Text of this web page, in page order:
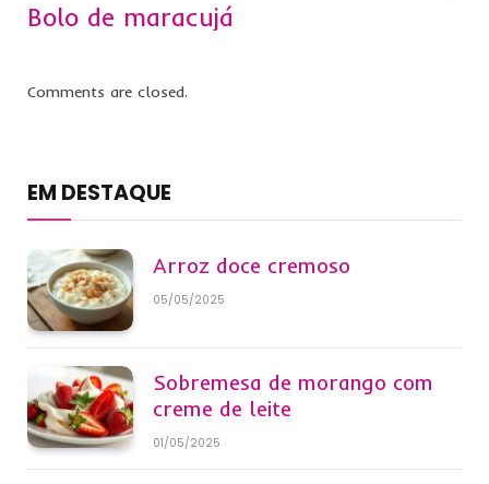
Bolo de maracujá
Comments are closed.
EM DESTAQUE
Arroz doce cremoso
05/05/2025
Sobremesa de morango com
creme de leite
01/05/2025